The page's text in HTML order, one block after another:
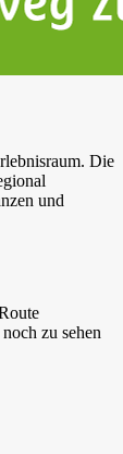
Die
und
zu sehen